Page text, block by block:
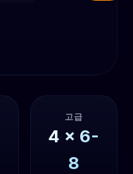
고급
4 x 6-
8